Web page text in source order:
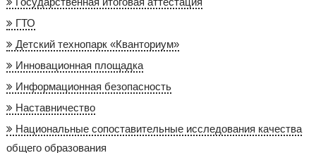
ГТО
Детский технопарк «Кванториум»
Инновационная площадка
Информационная безопасность
Наставничество
Национальные сопоставительные исследования качества
общего образования